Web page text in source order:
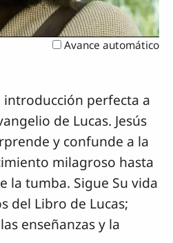
Vídeo
Avance automático
introducción perfecta a
de Lucas. Jesús
y confunde a la
milagroso hasta
la tumba. Sigue Su vida
del Libro de Lucas;
enseñanzas y la